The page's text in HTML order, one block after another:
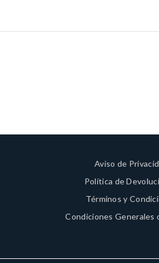
Aviso de
Política de
Términos y
Condiciones Generales